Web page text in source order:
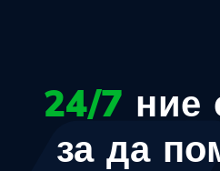
24/7 ние
за да